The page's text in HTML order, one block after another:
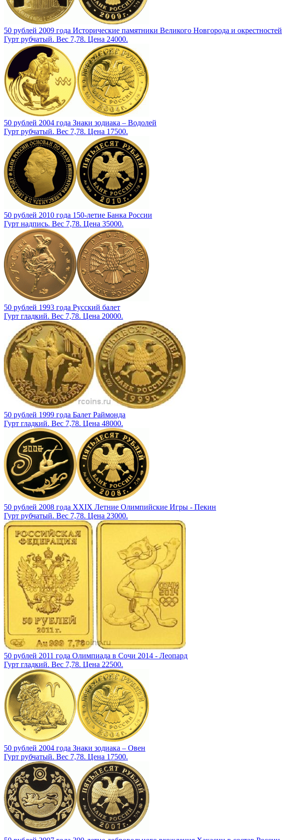
50 рублей 2009 года Исторические памятники Великого Новгорода и окрестностей
Гурт рубчатый. Вес 7,78. Цена 24000.
50 рублей 2004 года Знаки зодиака – Водолей
Гурт рубчатый. Вес 7,78. Цена 17500.
50 рублей 2010 года 150-летие Банка России
Гурт надпись. Вес 7,78. Цена 35000.
50 рублей 1993 года Русский балет
Гурт гладкий. Вес 7,78. Цена 20000.
50 рублей 1999 года Балет Раймонда
Гурт гладкий. Вес 7,78. Цена 48000.
50 рублей 2008 года XXIX Летние Олимпийские Игры - Пекин
Гурт рубчатый. Вес 7,78. Цена 23000.
50 рублей 2011 года Олимпиада в Сочи 2014 - Леопард
Гурт гладкий. Вес 7,78. Цена 22500.
50 рублей 2004 года Знаки зодиака – Овен
Гурт рубчатый. Вес 7,78. Цена 17500.